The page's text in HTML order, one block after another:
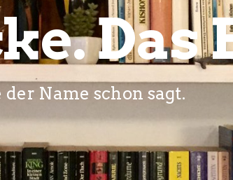
Das
Name schon sagt.